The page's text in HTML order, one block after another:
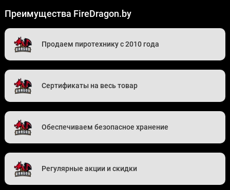
Преимущества FireDragon.by
Продаем пиротехнику с 2010 года
Сертификаты на весь товар
Обеспечиваем безопасное хранение
Регулярные акции и скидки